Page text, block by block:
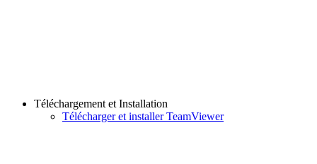
Téléchargement et Installation
Télécharger et installer TeamViewer